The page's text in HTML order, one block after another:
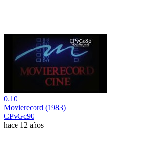
0:10
Movierecord (1983)
CPvGc90
hace 12 años